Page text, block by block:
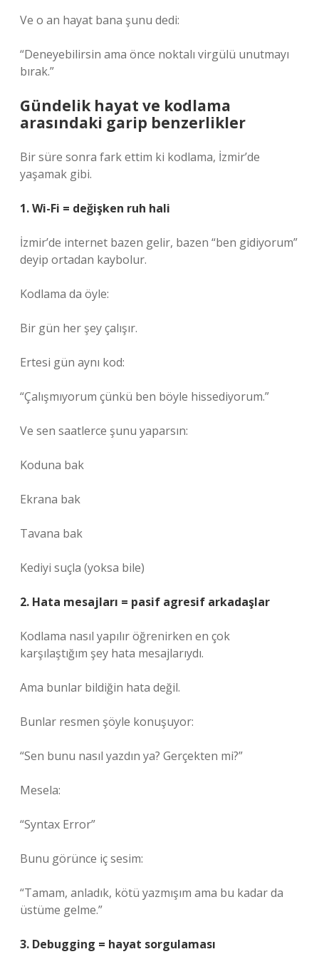
Ve o an hayat bana şunu dedi:
“Deneyebilirsin ama önce noktalı virgülü unutmayı
bırak.”
Gündelik hayat ve kodlama
arasındaki garip benzerlikler
Bir süre sonra fark ettim ki kodlama, İzmir’de
yaşamak gibi.
1. Wi-Fi = değişken ruh hali
İzmir’de internet bazen gelir, bazen “ben gidiyorum”
deyip ortadan kaybolur.
Kodlama da öyle:
Bir gün her şey çalışır.
Ertesi gün aynı kod:
“Çalışmıyorum çünkü ben böyle hissediyorum.”
Ve sen saatlerce şunu yaparsın:
Koduna bak
Ekrana bak
Tavana bak
Kediyi suçla (yoksa bile)
2. Hata mesajları = pasif agresif arkadaşlar
Kodlama nasıl yapılır öğrenirken en çok
karşılaştığım şey hata mesajlarıydı.
Ama bunlar bildiğin hata değil.
Bunlar resmen şöyle konuşuyor:
“Sen bunu nasıl yazdın ya? Gerçekten mi?”
Mesela:
“Syntax Error”
Bunu görünce iç sesim:
“Tamam, anladık, kötü yazmışım ama bu kadar da
üstüme gelme.”
3. Debugging = hayat sorgulaması